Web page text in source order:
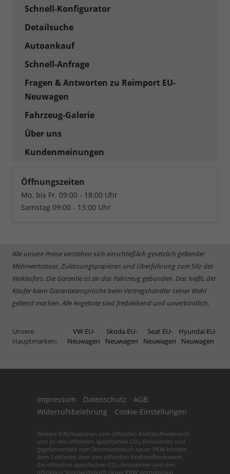
Schnell-Konfigurator
Detailsuche
Autoankauf
Schnell-Anfrage
Fragen & Antworten zu Reimport EU-
Neuwagen
Fahrzeug-Galerie
Über uns
Kundenmeinungen
Öffnungszeiten
Mo. bis Fr. 09:00 - 18:00 Uhr
Samstag 09:00 - 13:00 Uhr
Alle unsere Preise verstehen sich einschließlich gesetzlich geltender
Mehrwertsteuer, Zulassungspapieren und Überführung zum Sitz des
Verkäufers. Die Garantie ist an das Fahrzeug gebunden. Das heißt, der
Käufer kann Garantieansprüche beim Vertragshändler seiner Wahl
geltend machen. Alle Angebote sind freibleibend und unverbindlich.
Unsere
Hauptmarken:
VW EU-
Neuwagen
Skoda EU-
Neuwagen
Seat EU-
Neuwagen
Hyundai EU-
Neuwagen
Impressum Datenschutz
AGB
Widerrufsbelehrung
Cookie-Einstellungen
Weitere Informationen zum offiziellen Kraftstoffverbrauch
und zu den offiziellen spezifischen CO2 -Emissionen und
gegebenenfalls zum Stromverbrauch neuer PKW können
dem 'Leitfaden über den offiziellen Kraftstoffverbrauch,
die offiziellen spezifischen CO2 -Emissionen und den
offiziellen Stromverbrauch neuer PKW' entnommen